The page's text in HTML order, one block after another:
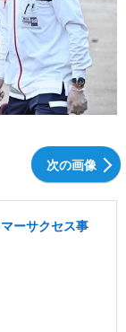
次の画像
ーサクセス事